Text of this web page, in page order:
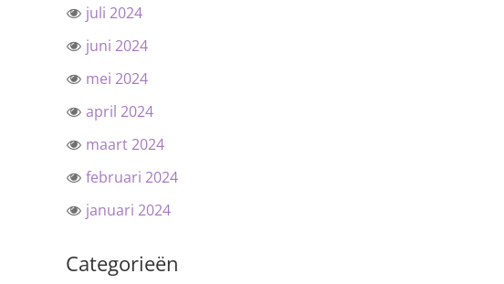
juli 2024
juni 2024
mei 2024
april 2024
maart 2024
februari 2024
januari 2024
Categorieën